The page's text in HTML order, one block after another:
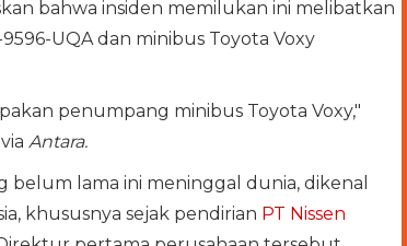
bahwa insiden memilukan ini melibatkan
UQA dan minibus Toyota Voxy
penumpang minibus Toyota Voxy,"
Antara.
belum lama ini meninggal dunia, dikenal
khususnya sejak pendirian PT Nissen